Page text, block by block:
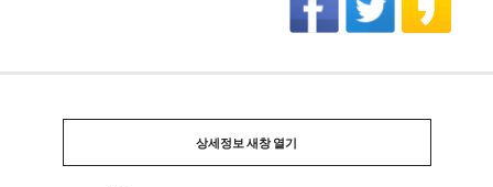
상세정보 새창 열기